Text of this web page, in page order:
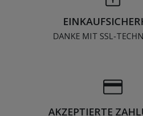
DANKE MIT SSL-
AKZEPTIERTE